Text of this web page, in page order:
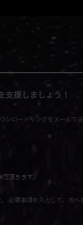
支援しましょう！
ンロードリンクをメールで送
頂きます。
必要事項を入力して、次へ